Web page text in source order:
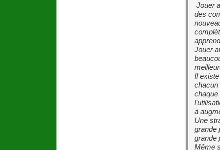
Jouer
des
Jouer
Il
chacun
chaque
à
Une
grande
grande
Même